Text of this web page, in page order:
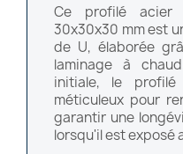
Ce profilé acier
30x30x30 mm est
de U, élaborée
laminage à
initiale, le
méticuleux pour
garantir une
lorsqu'il est exposé